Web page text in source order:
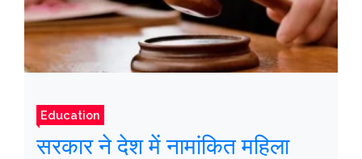
Education
सरकार ने देश में नामांकित महिला